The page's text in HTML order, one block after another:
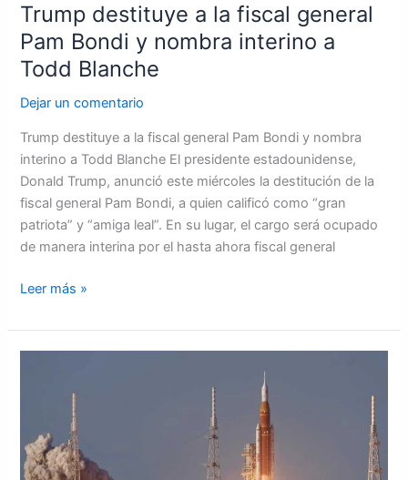
Trump destituye a la fiscal general
Pam Bondi y nombra interino a
Todd Blanche
Dejar un comentario
Trump destituye a la fiscal general Pam Bondi y nombra
interino a Todd Blanche El presidente estadounidense,
Donald Trump, anunció este miércoles la destitución de la
fiscal general Pam Bondi, a quien calificó como “gran
patriota” y “amiga leal”. En su lugar, el cargo será ocupado
de manera interina por el hasta ahora fiscal general
a
Todd
Blanche
Leer más »
a
la